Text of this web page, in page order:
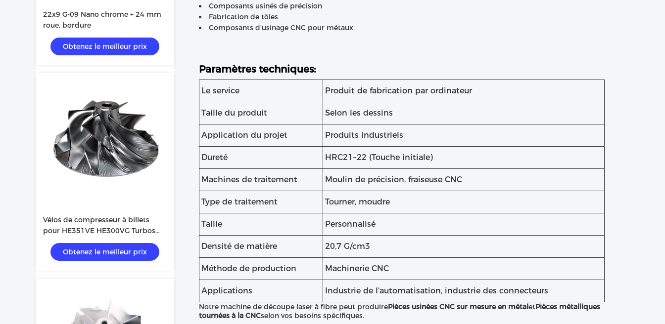
22x9 G-09 Nano chrome + 24 mm
roue, bordure
Obtenez le meilleur prix
Vélos de compresseur à billets
pour HE351VE HE300VG Turbos
6.7l Cummins
Obtenez le meilleur prix
Composants usinés de précision
Fabrication de tôles
Composants d'usinage CNC pour métaux
Paramètres techniques:
Le service Produit de fabrication par ordinateur
Taille du produit Selon les dessins
Application du projet Produits industriels
Dureté HRC21~22 (Touche initiale)
Machines de traitement Moulin de précision, fraiseuse CNC
Type de traitement Tourner, moudre
Taille Personnalisé
Densité de matière 20,7 G/cm3
Méthode de production Machinerie CNC
Applications Industrie de l'automatisation, industrie des connecteurs
Notre machine de découpe laser à fibre peut produirePièces usinées CNC sur mesure en métaletPièces métalliques
tournées à la CNCselon vos besoins spécifiques.